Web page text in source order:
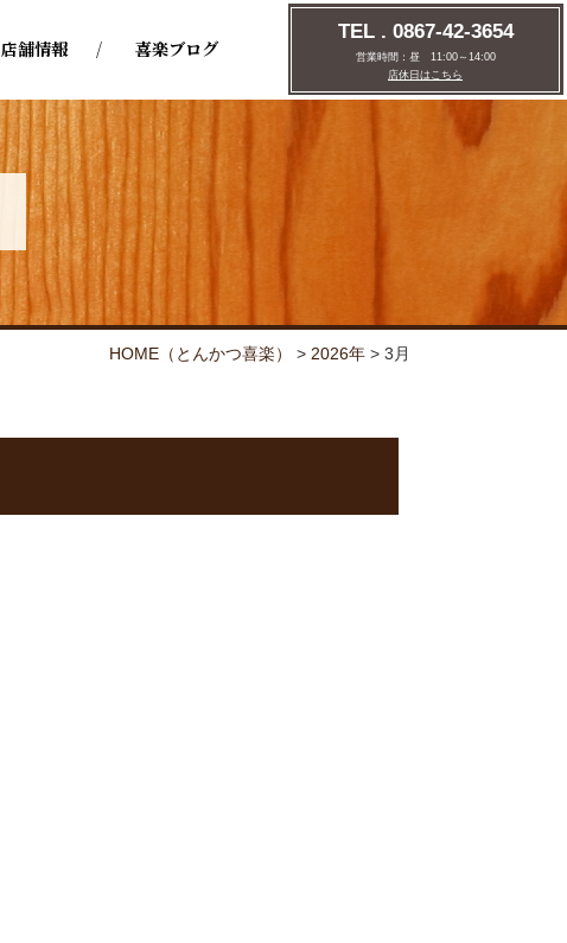
店舗情報 喜楽ブログ
TEL . 0867-42-3654
営業時間： 昼 11:00～14:00
店休日はこちら
HOME （とんかつ喜楽） > 2026年 > 3月